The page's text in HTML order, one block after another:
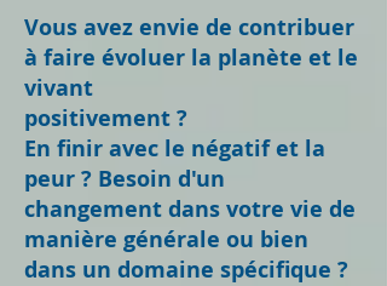
Vous avez envie de contribuer
à faire évoluer la planète et le
vivant
positivement ?
En finir avec le négatif et la
peur ? Besoin d'un
changement dans votre vie de
manière générale ou bien
dans un domaine spécifique ?